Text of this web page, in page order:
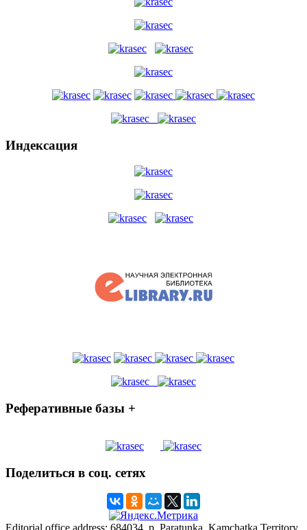
Индексация
Реферативные базы +
Поделиться в соц. сетях